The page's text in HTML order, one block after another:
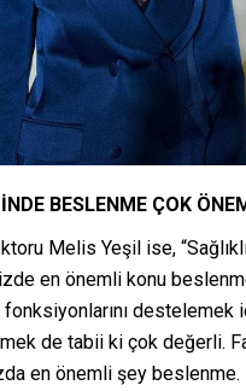
BESLENME ÇOK
Melis Yeşil ise,
en önemli konu
destelemek
de tabii ki çok değerli.
en önemli şey